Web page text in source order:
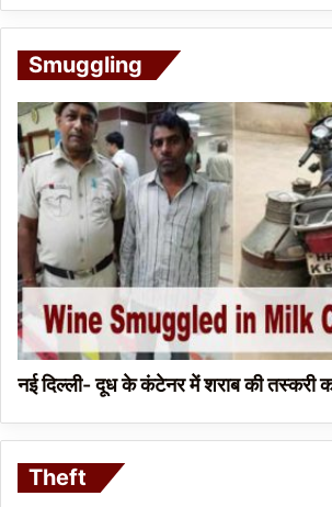
Smuggling
नई दिल्ली- दूध के कंटेनर में शराब की तस्करी
Theft